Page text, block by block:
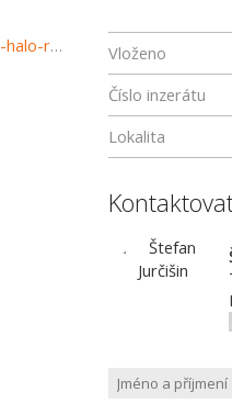
https://www.haloreality.sk/margecany/predaj-rodinny-dom-margecany-jarna---exkluzivne-halo-reality/73116
Vloženo
Číslo inzerátu
Lokalita